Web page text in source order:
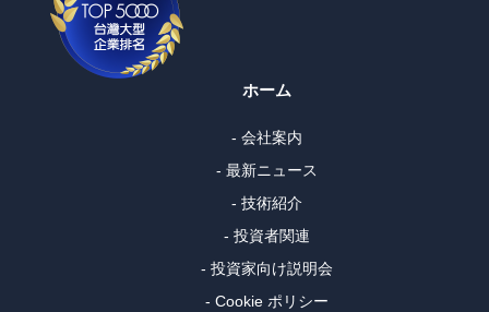
ホーム
- 会社案内
- 最新ニュース
- 技術紹介
- 投資者関連
- 投資家向け説明会
- Cookie ポリシー